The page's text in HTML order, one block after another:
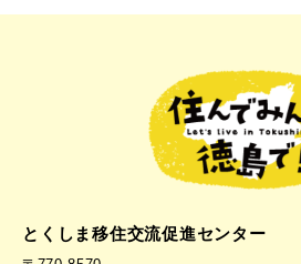
とくしま移住交流促進センター